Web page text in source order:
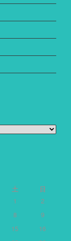
土
日
1
2
8
9
15
16